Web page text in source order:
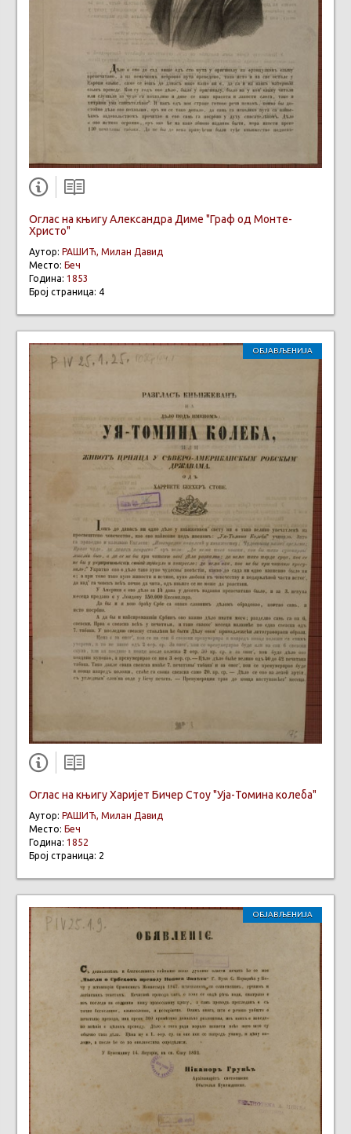
Оглас на књигу Александра Диме "Граф од Монте-
Христо"
Аутор: РАШИЋ, Милан Давид
Место: Беч
Година: 1853
Број страница: 4
ОБЈАВЉЕНИЈА
Оглас на књигу Харијет Бичер Стоу "Уја-Томина колеба"
Аутор: РАШИЋ, Милан Давид
Место: Беч
Година: 1852
Број страница: 2
ОБЈАВЉЕНИЈА